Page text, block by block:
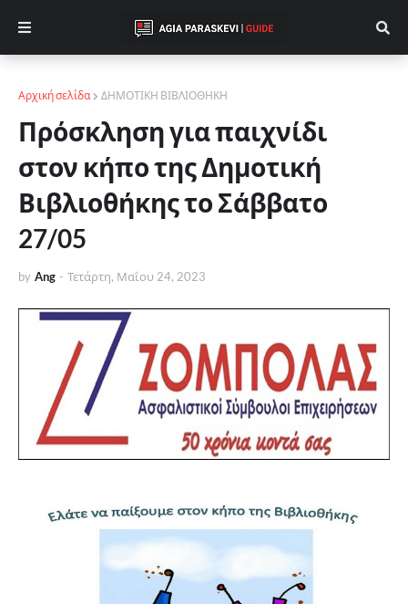
Αρχική σελίδα ΔΗΜΟΤΙΚΗ ΒΙΒΛΙΟΘΗΚΗ
Πρόσκληση για παιχνίδι
στον κήπο της Δημοτική
Βιβλιοθήκης το Σάββατο
27/05
by Ang - Τετάρτη, Μαΐου 24, 2023